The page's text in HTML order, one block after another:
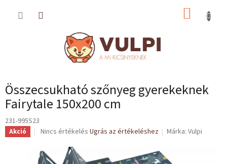
KOSÁR
Összecsukható szőnyeg gyerekeknek
Fairytale 150x200 cm
231-995S23
Akció
A
átlagos
értékelése
Nincs értékelés Ugrás az értékeléshez Márka:Vulpi